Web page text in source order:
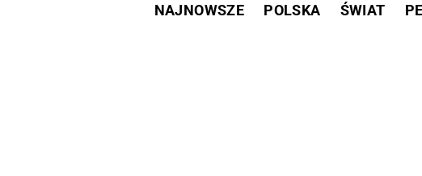
NAJNOWSZE POLSKA ŚWIAT